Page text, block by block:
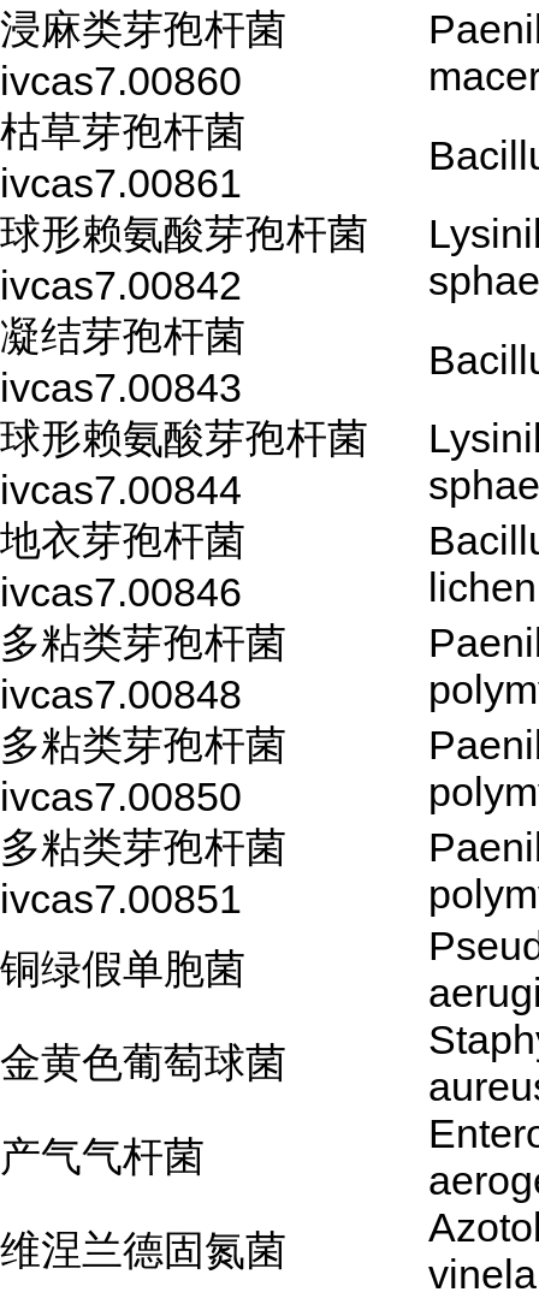
浸麻类芽孢杆菌
ivcas7.00860
枯草芽孢杆菌
ivcas7.00861
球形赖氨酸芽孢杆菌
ivcas7.00842
凝结芽孢杆菌
ivcas7.00843
球形赖氨酸芽孢杆菌
ivcas7.00844
地衣芽孢杆菌
ivcas7.00846
多粘类芽孢杆菌
ivcas7.00848
多粘类芽孢杆菌
ivcas7.00850
多粘类芽孢杆菌
ivcas7.00851
铜绿假单胞菌
金黄色葡萄球菌
产气气杆菌
维涅兰德固氮菌